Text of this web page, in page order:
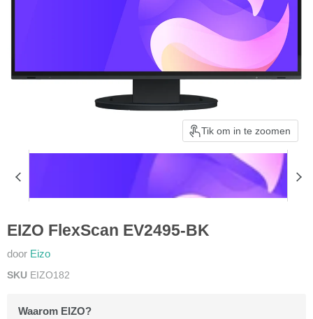
Tik om in te zoomen
EIZO FlexScan EV2495-BK
door Eizo
SKU EIZO182
Waarom EIZO?